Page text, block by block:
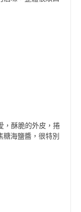
，酥脆的外皮，捲
海鹽醬，很特別